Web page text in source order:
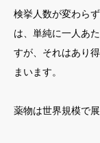
検挙人数が変わら
は、単純に一人あ
すが、それはあり
まいます。
薬物は世界規模で